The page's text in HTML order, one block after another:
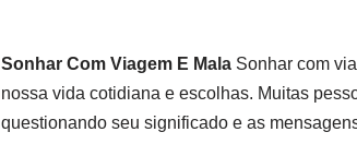
Sonhar Com Viagem E MalaSonhar com
nossa vida cotidiana e escolhas. Muitas
questionando seu significado e as